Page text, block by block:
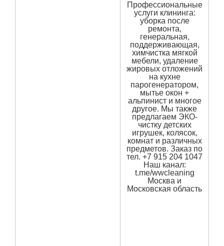
Профессиональные
услуги клининга:
уборка после
ремонта,
генеральная,
поддерживающая,
химчистка мягкой
мебели, удаление
жировых отложений
на кухне
парогенератором,
мытье окон +
альпинист и многое
другое. Мы также
предлагаем ЭКО-
чистку детских
игрушек, колясок,
комнат и различных
предметов. Заказ по
тел. +7 915 204 1047
Наш канал:
t.me/wwcleaning
Москва и
Московская область